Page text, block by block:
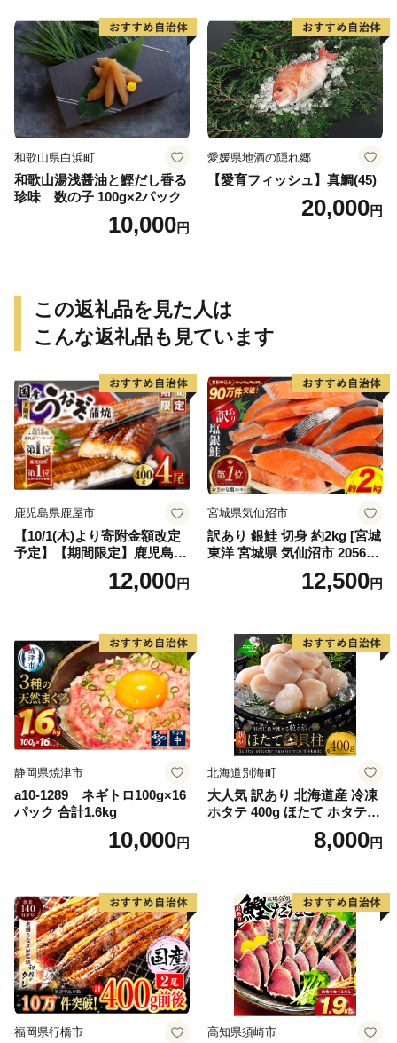
取り寄せグルメ 魚醤 ナンプ
ラー 愛知県 小牧市 冷凍 送料
無料
和歌山県白浜町
和歌山湯浅醤油と鰹だし香る
珍味 数の子 100g×2パック
10,000円
愛媛県地酒の隠れ郷
【愛育フィッシュ】真鯛(45)
20,000円
この返礼品を見た人は
こんな返礼品も見ています
鹿児島県鹿屋市
【10/1(木)より寄附金額改定
予定】【期間限定】鹿児島県
大隅産うなぎ蒲焼4尾（400
g） KN007-02312,000円
宮城県気仙沼市
訳あり 銀鮭 切身 約2kg [宮城
東洋 宮城県 気仙沼市 205649
91] 鮭 魚介類 海鮮 訳アリ 規
格外 不揃い さけ サケ 鮭切身
切り身 魚 わけあり
12,500円
静岡県焼津市
a10-1289 ネギトロ100g×16
パック 合計1.6kg
10,000円
北海道別海町
大人気 訳あり 北海道産 冷凍
ホタテ 400g ほたて ホタテ
8,000円
福岡県行橋市 高知県須崎市